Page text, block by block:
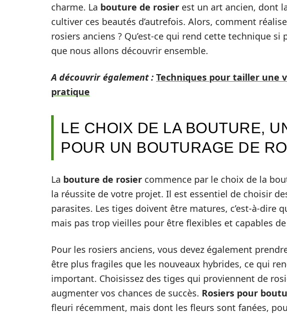
charme. La bouture de rosier est un art ancien, dont
cultiver ces beautés d’autrefois. Alors, comment
rosiers anciens ? Qu’est-ce qui rend cette technique si
que nous allons découvrir ensemble.
A découvrir également : Techniques pour tailler une
pratique
LE CHOIX DE LA BOUTURE,
POUR UN BOUTURAGE DE
La bouture de rosier commence par le choix de la
la réussite de votre projet. Il est essentiel de choisir
parasites. Les tiges doivent être matures, c’est-à-dire
mais pas trop vieilles pour être flexibles et capables
Pour les rosiers anciens, vous devez également
être plus fragiles que les nouveaux hybrides, ce qui
important. Choisissez des tiges qui proviennent de
augmenter vos chances de succès. Rosiers pour
fleuri récemment, mais dont les fleurs sont fanées,